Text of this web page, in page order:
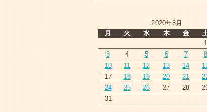
2020年8月
月
火 水 木 金
1
3
4 5 6 7 8
10
11 12 13 14
17
18 19 20 21
24
25 26 27 28
31